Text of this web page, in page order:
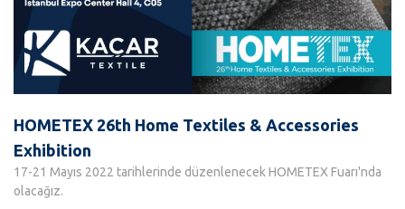
HOMETEX 26th Home Textiles & Accessories
Exhibition
17-21 Mayıs 2022 tarihlerinde düzenlenecek HOMETEX Fuarı'nda
olacağız.